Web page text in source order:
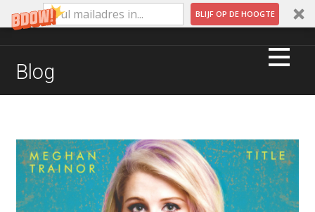
BLIJF OP DE HOOGTE
QUINTAR MUSIC & MARKETING
Blog